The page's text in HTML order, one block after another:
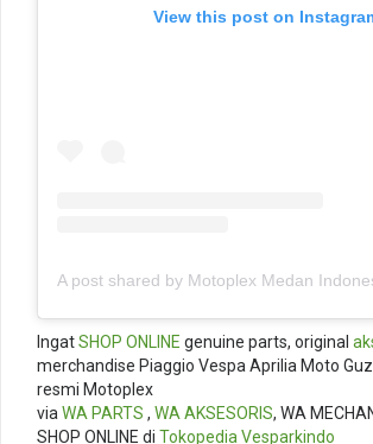
View this post on
IngatSHOP ONLINE genuine parts, original
merchandise Piaggio Vespa Aprilia Moto
resmi Motoplex
viaWA PARTS , WA AKSESORIS, WA
SHOP ONLINE di TokopediaVesparkindo